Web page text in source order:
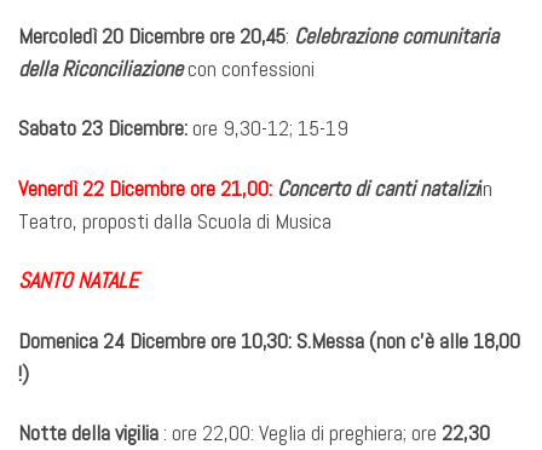
Mercoledì 20 Dicembreore 20,45: Celebrazione comunitaria
della Riconciliazionecon confessioni
Sabato 23 Dicembre:ore 9,30-12; 15-19
Venerdì 22 Dicembre ore 21,00: Concerto di canti nataliziin
Teatro, proposti dalla Scuola di Musica
SANTO NATALE
Domenica 24 Dicembre ore 10,30: S.Messa (non c’è alle 18,00
!)
Notte della vigilia: ore 22,00: Veglia di preghiera; ore 22,30